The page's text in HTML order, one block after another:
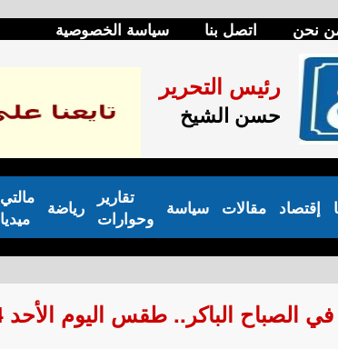
نحن اتصل بنا سياسة الخصوصية
رئيس التحرير
حسن الشيخ
مالتي
ميديا
رياضة
تقارير
وحوارات
سياسة مقالات إقتصاد
الباكر.. طقس اليوم الأحد 24 مايو 2026